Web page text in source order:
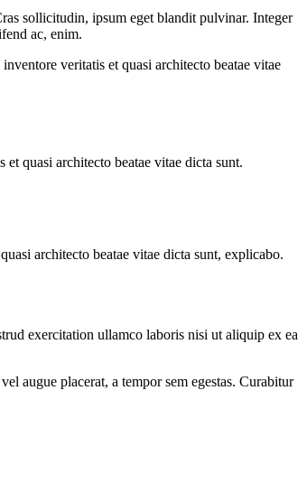
sollicitudin, ipsum eget blandit pulvinar. Integer
ac, enim.
veritatis et quasi architecto beatae vitae
quasi architecto beatae vitae dicta sunt.
architecto beatae vitae dicta sunt, explicabo.
exercitation ullamco laboris nisi ut aliquip ex ea
augue placerat, a tempor sem egestas. Curabitur